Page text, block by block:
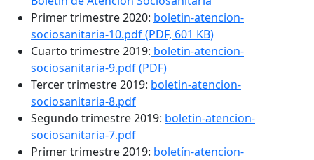
Primer trimestre 2020: boletin-atencion-
sociosanitaria-10.pdf (PDF, 601 KB)
Cuarto trimestre 2019: boletin-atencion-
sociosanitaria-9.pdf (PDF)
Tercer trimestre 2019: boletin-atencion-
sociosanitaria-8.pdf
Segundo trimestre 2019: boletin-atencion-
sociosanitaria-7.pdf
Primer trimestre 2019: boletín-atencion-